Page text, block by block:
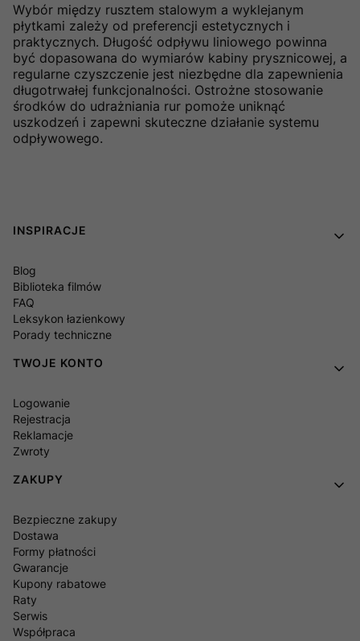
Wybór między rusztem stalowym a wyklejanym
płytkami zależy od preferencji estetycznych i
praktycznych. Długość odpływu liniowego powinna
być dopasowana do wymiarów kabiny prysznicowej, a
regularne czyszczenie jest niezbędne dla zapewnienia
długotrwałej funkcjonalności. Ostrożne stosowanie
środków do udrażniania rur pomoże uniknąć
uszkodzeń i zapewni skuteczne działanie systemu
odpływowego.
Linki w stopce
INSPIRACJE
Blog
Biblioteka filmów
FAQ
Leksykon łazienkowy
Porady techniczne
TWOJE KONTO
Logowanie
Rejestracja
Reklamacje
Zwroty
ZAKUPY
Bezpieczne zakupy
Dostawa
Formy płatności
Gwarancje
Kupony rabatowe
Raty
Serwis
Współpraca